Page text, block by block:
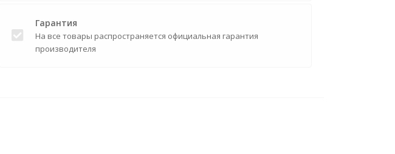
Гарантия
На все товары распространяется официальная гарантия
производителя